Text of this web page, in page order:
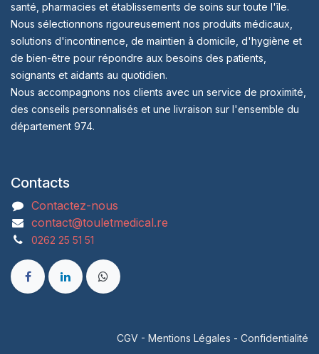
santé, pharmacies et établissements de soins sur toute l'île.
Nous sélectionnons rigoureusement nos produits médicaux,
solutions d'incontinence, de maintien à domicile, d'hygiène et
de bien-être pour répondre aux besoins des patients,
soignants et aidants au quotidien.
Nous accompagnons nos clients avec un service de proximité,
des conseils personnalisés et une livraison sur l'ensemble du
département 974.
Contacts
Contactez-nous
contact@touletmedical.re
0262 25 51 51
CGV - Mentions Légales - Confidentialité